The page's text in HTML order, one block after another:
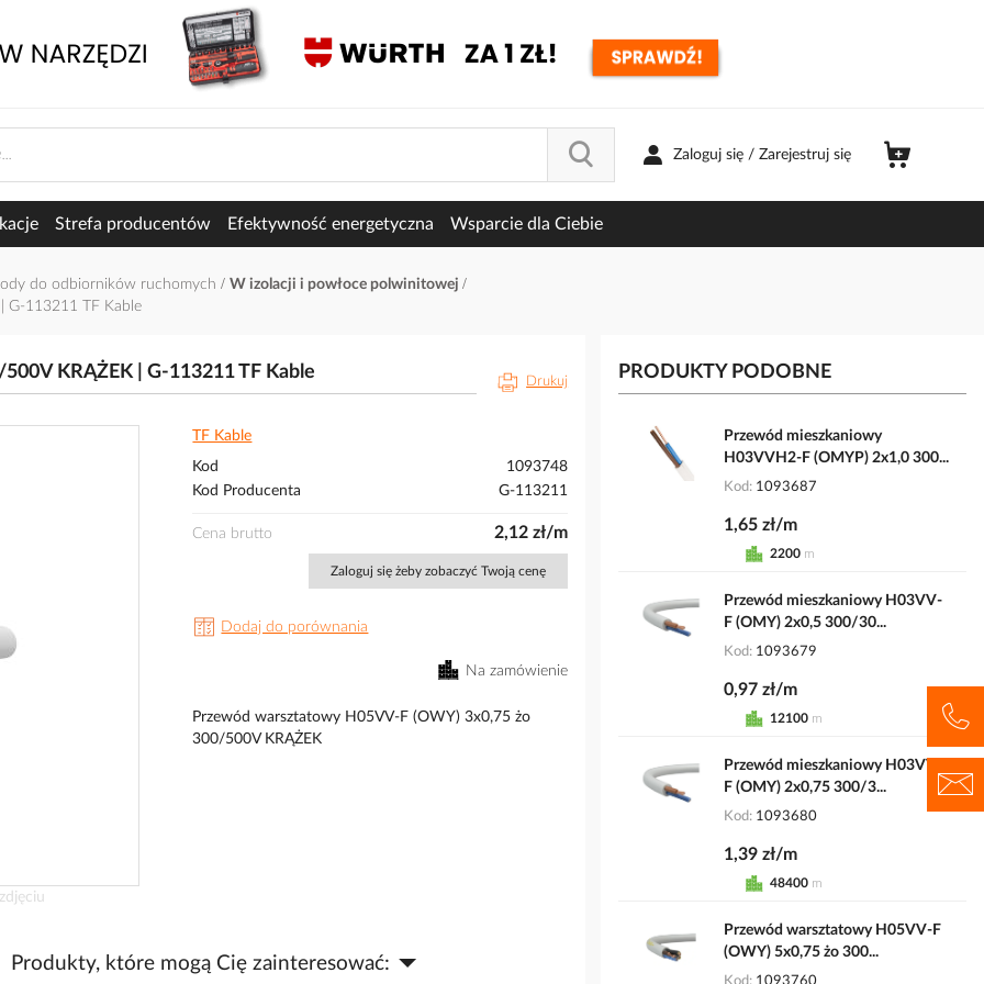
Zaloguj się / Zarejestruj się
Strefa producentów Efektywność energetyczna Wsparcie dla Ciebie
do odbiorników ruchomych
W izolacji i powłoce polwinitowej
G-113211 TF Kable
KRĄŻEK | G-113211 TF Kable Drukuj
TF Kable
Kod
1093748
Kod Producenta
G-113211
Cena brutto 2,12 zł/m
Zaloguj się żeby zobaczyć Twoją cenę
Dodaj do porównania
Na zamówienie
Przewód warsztatowy H05VV-F (OWY) 3x0,75 żo
300/500V KRĄŻEK
Produkty, które mogą Cię zainteresować:
PRODUKTY PODOBNE
Przewód mieszkaniowy
H03VVH2-F (OMYP) 2x1,0 300...
Kod 1093687
1,65 zł/m
2200 m
Przewód mieszkaniowy H03VV-
F (OMY) 2x0,5 300/30...
Kod 1093679
0,97 zł/m
12100 m
Przewód mieszkaniowy H03VV-
F (OMY) 2x0,75 300/3...
Kod 1093680
1,39 zł/m
48400 m
Przewód warsztatowy H05VV-F
(OWY) 5x0,75 żo 300...